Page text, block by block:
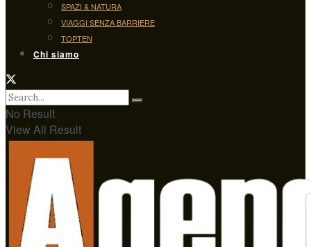
SPAZI & NATURA
VIAGGI SENZA BARRIERE
TOPTEN
Chi siamo
No Result
View All Result